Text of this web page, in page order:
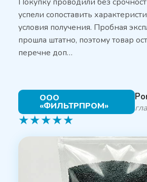
успели сопоставить
условия получения. Пробная
прошла штатно, поэтому товар
перечне доп…
ООО
«ФИЛЬТРПРОМ»
★★★★★